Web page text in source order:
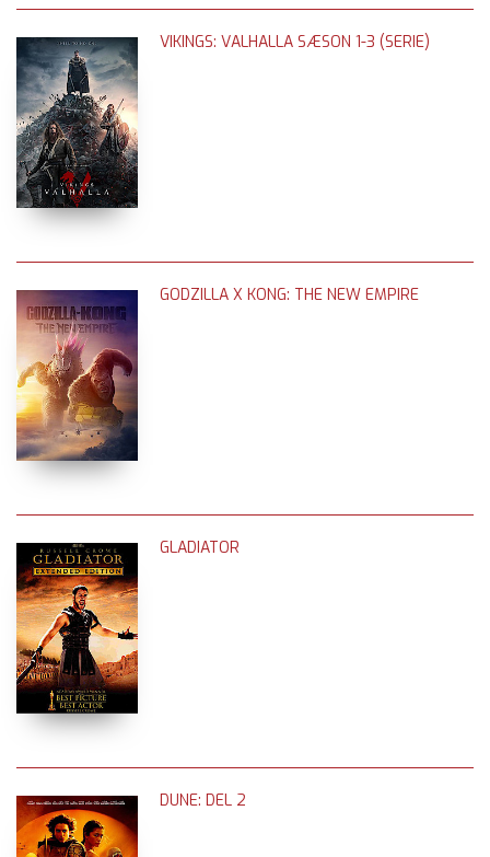
VIKINGS: VALHALLA SÆSON 1-3 (SERIE)
GODZILLA X KONG: THE NEW EMPIRE
GLADIATOR
DUNE: DEL 2